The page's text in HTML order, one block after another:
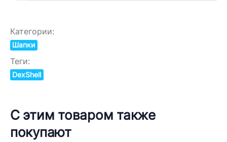
Категории:
Шапки
Теги:
DexShell
С этим товаром также
покупают